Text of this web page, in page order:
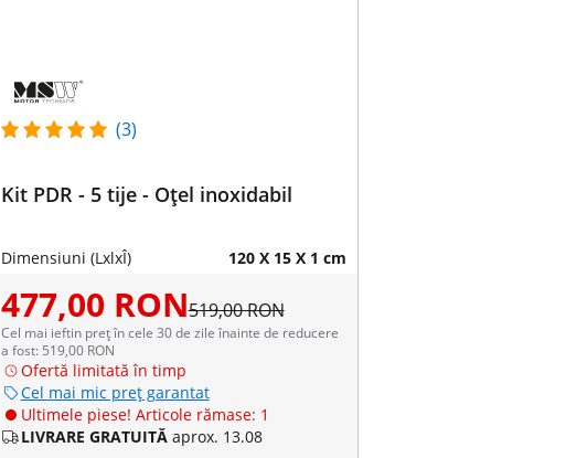
(3)
Kit PDR - 5 tije - Oţel inoxidabil
Dimensiuni (LxlxÎ) 120 X 15 X 1 cm
477,00 RON519,00 RON
Cel mai ieftin preț în cele 30 de zile înainte de reducere
a fost: 519,00 RON
Ofertă limitată în timp
Cel mai mic preț garantat
Ultimele piese! Articole rămase: 1
LIVRARE GRATUITĂ aprox. 13.08